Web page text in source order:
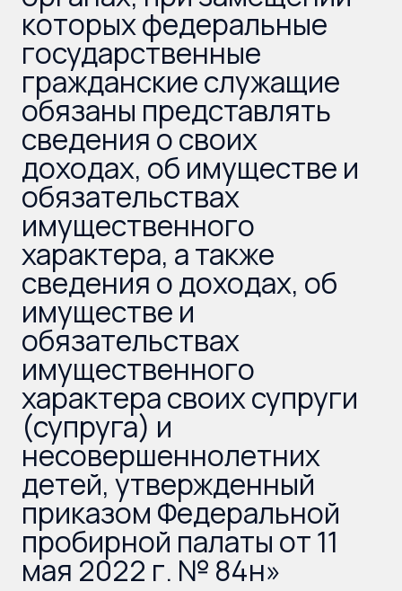
которых федеральные
государственные
гражданские служащие
обязаны представлять
сведения о своих
доходах, об имуществе и
обязательствах
имущественного
характера, а также
сведения о доходах, об
имуществе и
обязательствах
имущественного
характера своих супруги
(супруга) и
несовершеннолетних
детей, утвержденный
приказом Федеральной
пробирной палаты от 11
мая 2022 г. № 84н»